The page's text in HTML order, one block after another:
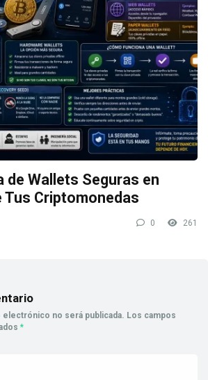
de Wallets Seguras en
Tus Criptomonedas
0 261
no será publicada. Los campos
*